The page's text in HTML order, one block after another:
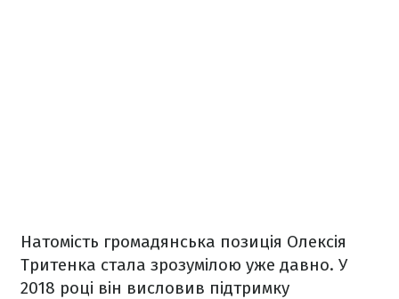
Натомість громадянська позиція Олексія
Тритенка стала зрозумілою уже давно. У
2018 році він висловив підтримку